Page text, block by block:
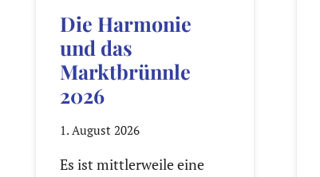
Die Harmonie
und das
Marktbrünnle
2026
1. August 2026
Es ist mittlerweile eine